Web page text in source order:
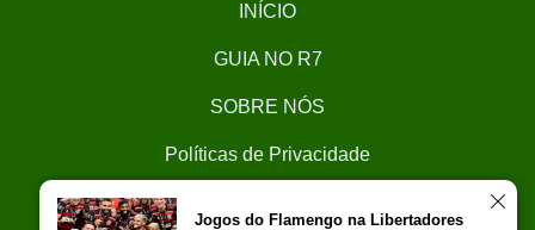
INÍCIO
GUIA NO R7
SOBRE NÓS
Políticas de Privacidade
Jogos do Flamengo na Libertadores